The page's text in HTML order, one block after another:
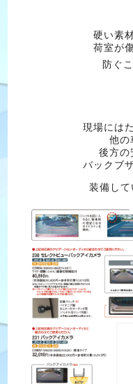
硬い素
荷室が
防ぐ
現場には
他の
後方の
バックブ
装備して